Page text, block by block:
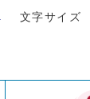
文字サイズ